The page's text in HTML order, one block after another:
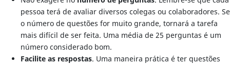
pessoa terá de avaliar diversos colegas ou colaboradores. Se
o número de questões for muito grande, tornará a tarefa
mais difícil de ser feita. Uma média de 25 perguntas é um
número considerado bom.
Facilite as respostas. Uma maneira prática é ter questões